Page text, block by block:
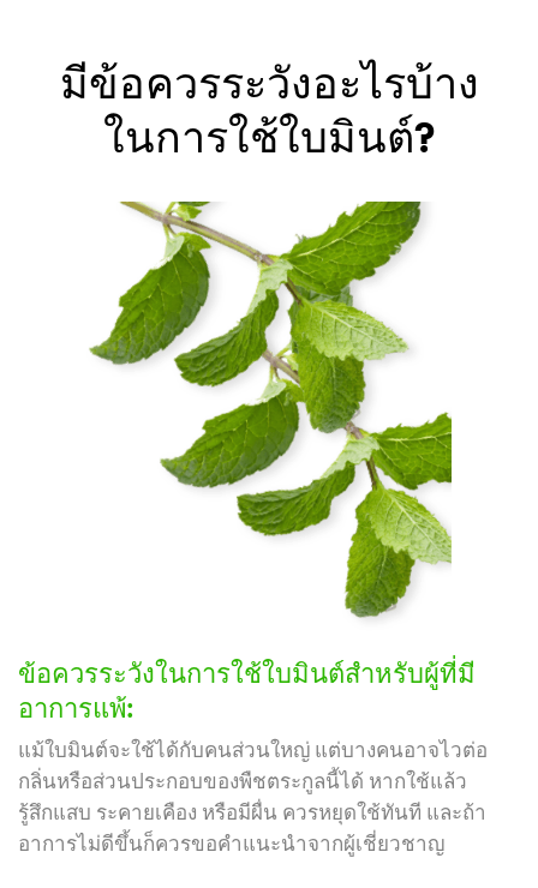
มีข้อควรระวังอะไรบ้าง
ในการใช้ใบมินต์?
ข้อควรระวังในการใช้ใบมินต์สำหรับผู้ที่มี
อาการแพ้:
แม้ใบมินต์จะใช้ได้กับคนส่วนใหญ่ แต่บางคนอาจไวต่อ
กลิ่นหรือส่วนประกอบของพืชตระกูลนี้ได้ หากใช้แล้ว
รู้สึกแสบ ระคายเคือง หรือมีผื่น ควรหยุดใช้ทันที และถ้า
อาการไม่ดีขึ้นก็ควรขอคำแนะนำจากผู้เชี่ยวชาญ